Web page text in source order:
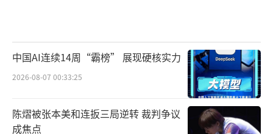
中国AI连续14周“霸榜” 展现硬核实力
2026-08-07 00:33:25
陈熠被张本美和连扳三局逆转 裁判争议
成焦点